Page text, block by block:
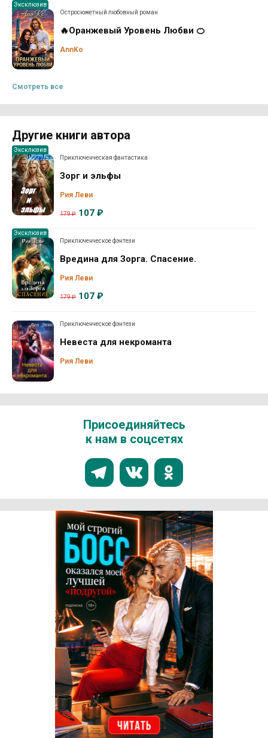
Эксклюзив
Остросюжетный любовный роман
🔥Оранжевый Уровень Любви 🍊
AnnKo
Смотреть все
Другие книги автора
Эксклюзив
Приключенческая фантастика
Зорг и эльфы
Рия Леви
179 ₽ 107 ₽
Эксклюзив
Приключенческое фэнтези
Вредина для Зорга. Спасение.
Рия Леви
179 ₽ 107 ₽
Приключенческое фэнтези
Невеста для некроманта
Рия Леви
Присоединяйтесь
к нам в соцсетях
Реклама 16+ АО «ЛитГород»